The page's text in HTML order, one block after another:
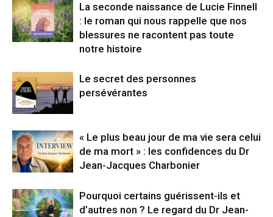
La seconde naissance de Lucie Finnell
: le roman qui nous rappelle que nos
blessures ne racontent pas toute
notre histoire
Le secret des personnes
persévérantes
« Le plus beau jour de ma vie sera celui
de ma mort » : les confidences du Dr
Jean-Jacques Charbonier
Pourquoi certains guérissent-ils et
d’autres non ? Le regard du Dr Jean-